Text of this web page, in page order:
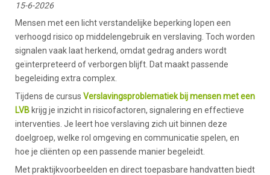
15-6-2026
Mensen met een licht verstandelijke beperking lopen een
verhoogd risico op middelengebruik en verslaving. Toch worden
signalen vaak laat herkend, omdat gedrag anders wordt
geïnterpreteerd of verborgen blijft. Dat maakt passende
begeleiding extra complex.
Tijdens de cursus Verslavingsproblematiek bij mensen met een
LVB krijg je inzicht in risicofactoren, signalering en effectieve
interventies. Je leert hoe verslaving zich uit binnen deze
doelgroep, welke rol omgeving en communicatie spelen, en
hoe je cliënten op een passende manier begeleidt.
Met praktijkvoorbeelden en direct toepasbare handvatten biedt